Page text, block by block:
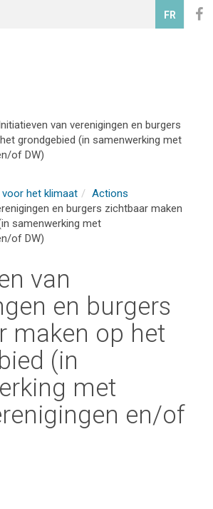
FR
van verenigingen en burgers
grondgebied (in samenwerking met
of DW)
voor het klimaat
Actions
en burgers zichtbaar maken
samenwerking met
of DW)
van
en burgers
maken op het
(in
met
en/of